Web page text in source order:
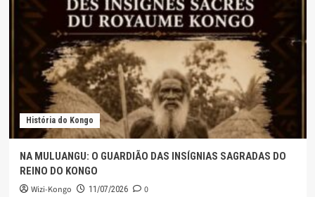
História do Kongo
NA MULUANGU: O GUARDIÃO DAS INSÍGNIAS SAGRADAS DO
REINO DO KONGO
Wizi-Kongo 11/07/2026 0